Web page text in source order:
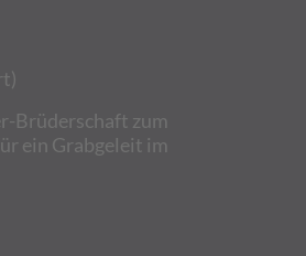
Brüderschaft zum
ein Grabgeleit im